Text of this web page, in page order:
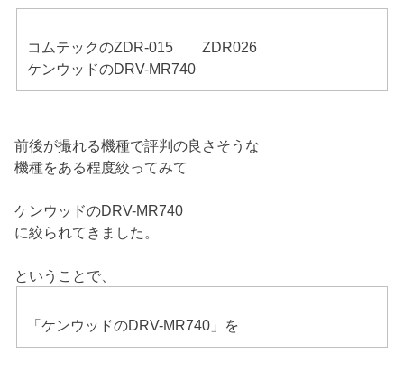
コムテックのZDR-015 ZDR026
ケンウッドのDRV-MR740
前後が撮れる機種で評判の良さそうな
機種をある程度絞ってみて
ケンウッドのDRV-MR740
に絞られてきました。
ということで、
「ケンウッドのDRV-MR740」を